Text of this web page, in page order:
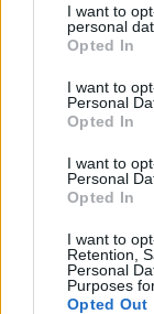
I want to
personal
Opted In
I want to
Personal
Opted In
I want to
Personal
Opted In
I want to
Retention,
Personal
Purposes
Opted Out